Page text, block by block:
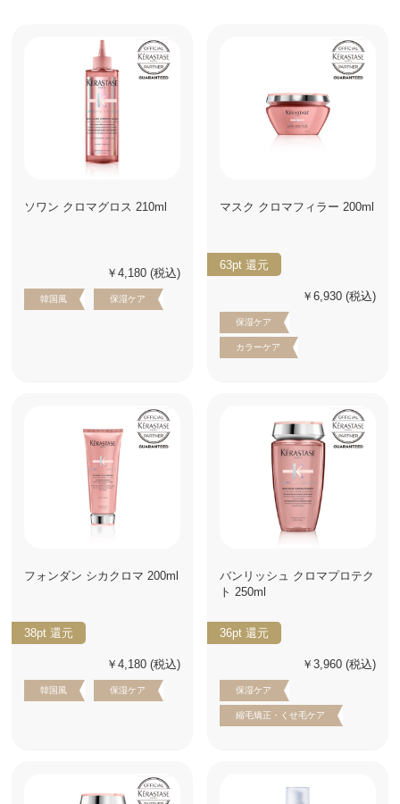
ソワン クロマグロス 210ml
￥4,180 (税込)
韓国風 保湿ケア
マスク クロマフィラー 200ml
63pt 還元
￥6,930 (税込)
保湿ケア
カラーケア
フォンダン シカクロマ 200ml
38pt 還元
￥4,180 (税込)
韓国風 保湿ケア
バンリッシュ クロマプロテク
ト 250ml
36pt 還元
￥3,960 (税込)
保湿ケア
縮毛矯正・くせ毛ケア